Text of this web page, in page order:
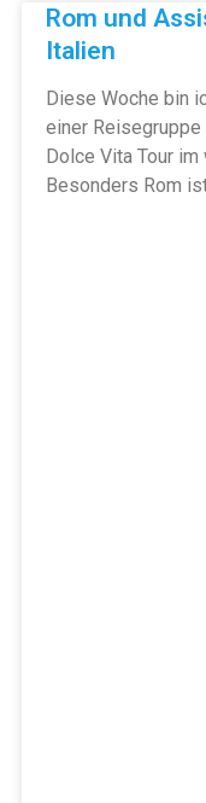
Rom und
Italien
Diese Woche bin
einer Reisegruppe
Dolce Vita Tour
Besonders Rom